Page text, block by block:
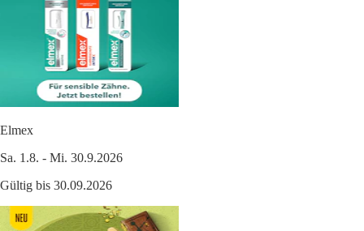
Elmex
Sa. 1.8. - Mi. 30.9.2026
Gültig bis 30.09.2026